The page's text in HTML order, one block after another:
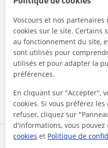
Professeuse native
niveaux
Bonjour à tous, je m'appelle
Mexique. J'ai presque 7 ans
l'enseignement de
voir plus
Mélodie
Voscours et nos
cookies sur le site. Certains
au fonctionnement du site,
sont utilisés pour
utilisés et pour adapter la
préférences.
En cliquant sur "Accepter",
cookies. Si vous préférez
refuser, cliquez sur
d'informations, vous
cookies et Politique de